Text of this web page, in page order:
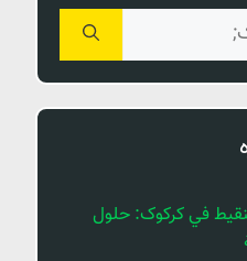
في کرکوک: حلول